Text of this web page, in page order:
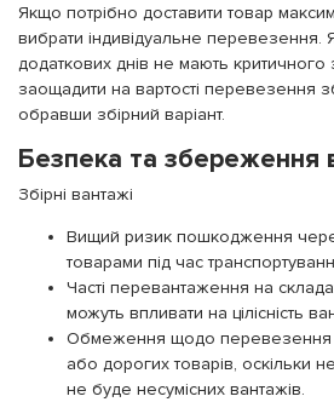
Якщо потрібно доставити товар
вибрати індивідуальне перевезення.
додаткових днів не мають
заощадити на вартості перевезення
обравши збірний варіант.
Безпека та збереження
Збірні вантажі
Вищий ризик пошкодження
товарами під час
Часті перевантаження на
можуть впливати на цілісність
Обмеження щодо перевезення
або дорогих товарів, оскільки
не буде несумісних вантажів.